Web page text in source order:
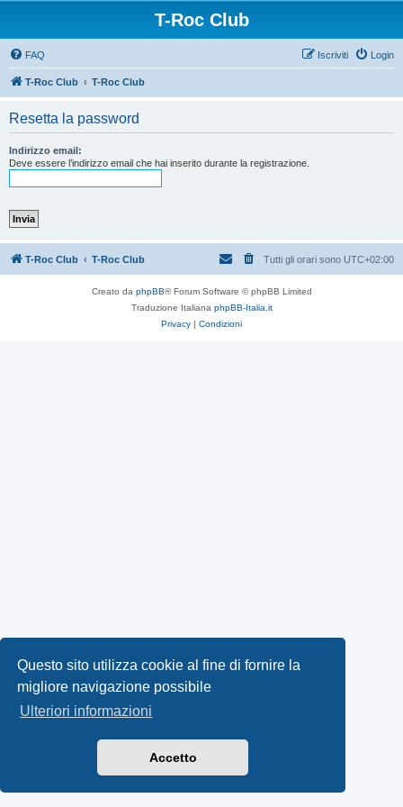
Questo sito utilizza cookie al fine di fornire la
migliore navigazione possibile
Ulteriori informazioni
Accetto
T-Roc Club
FAQ Login
Iscriviti
T-Roc Club T-Roc Club
Resetta la password
Indirizzo email:
Deve essere l’indirizzo email che hai inserito durante la registrazione.
T-Roc Club T-Roc Club Tutti gli orari sono UTC+02:00
Creato da phpBB® Forum Software © phpBB Limited
Traduzione Italiana phpBB-Italia.it
Privacy | Condizioni